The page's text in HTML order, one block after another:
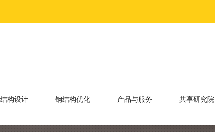
结构设计 钢结构优化 产品与服务 共享研究院